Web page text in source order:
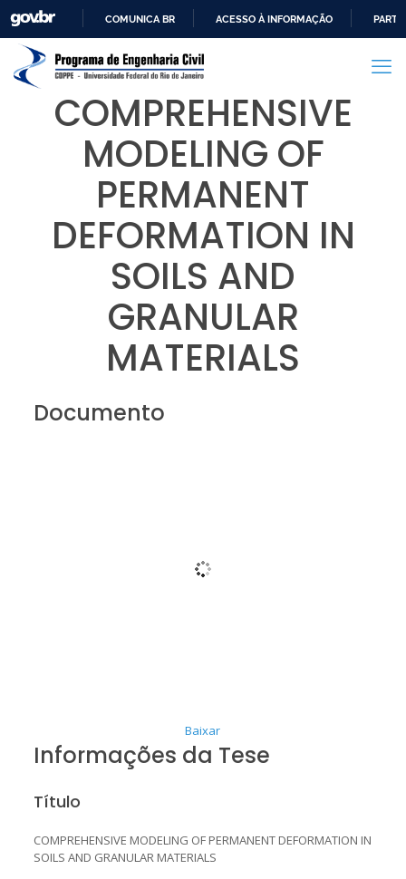
PARA
CONTEÚDO
COMUNICA BR ACESSO À INFORMAÇÃO
COMPREHENSIVE
MODELING OF
PERMANENT
DEFORMATION IN
SOILS AND
GRANULAR
MATERIALS
Documento
Baixar
Informações da Tese
Título
COMPREHENSIVE MODELING OF PERMANENT DEFORMATION IN
SOILS AND GRANULAR MATERIALS